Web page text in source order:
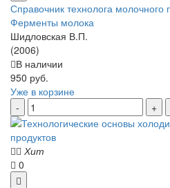
Справочник технолога молочного
Ферменты молока
Шидловская В.П.
(2006)
В наличии
950 руб.
Уже в корзине
Хит
0